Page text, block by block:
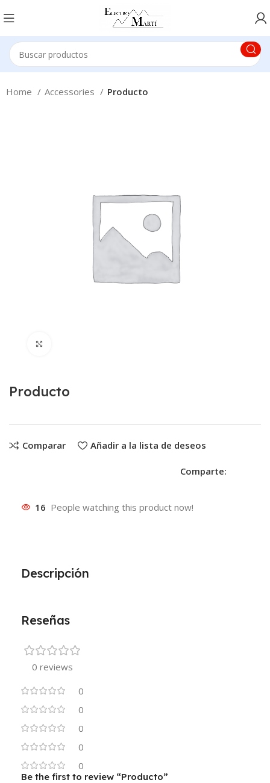
Home Accessories Producto
Producto
Comparar Añadir a la lista de deseos
Comparte:
16 People watching this product now!
Descripción
Reseñas
0 reviews
0
0
0
0
0
Be the first to review “Producto”